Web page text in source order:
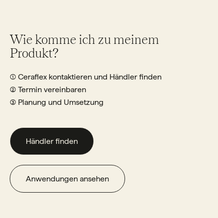
Wie komme ich zu meinem
Produkt?
① Ceraflex kontaktieren und Händler finden
② Termin vereinbaren
③ Planung und Umsetzung
Händler finden
Anwendungen ansehen